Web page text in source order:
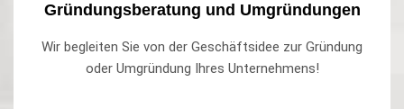
Gründungsberatung und Umgründungen
Wir begleiten Sie von der Geschäftsidee zur Gründung
oder Umgründung Ihres Unternehmens!